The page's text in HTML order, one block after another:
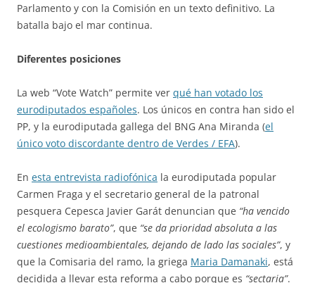
Parlamento y con la Comisión en un texto definitivo. La
batalla bajo el mar continua.
Diferentes posiciones
La web “Vote Watch” permite ver qué han votado los
eurodiputados españoles. Los únicos en contra han sido el
PP, y la eurodiputada gallega del BNG Ana Miranda (el
único voto discordante dentro de Verdes / EFA).
En esta entrevista radiofónica la eurodiputada popular
Carmen Fraga y el secretario general de la patronal
pesquera Cepesca Javier Garát denuncian que “ha vencido
el ecologismo barato”, que “se da prioridad absoluta a las
cuestiones medioambientales, dejando de lado las sociales”, y
que la Comisaria del ramo, la griega Maria Damanaki, está
decidida a llevar esta reforma a cabo porque es “sectaria”.